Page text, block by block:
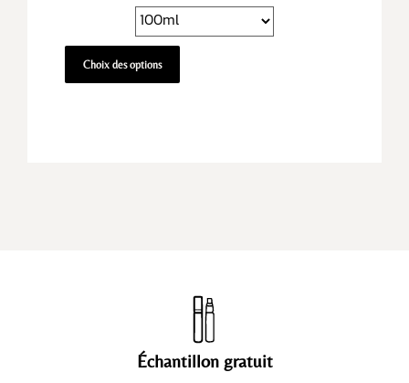
Choix des options
Échantillon gratuit